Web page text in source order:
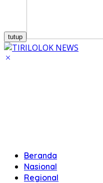
tutup
Beranda
Nasional
Regional